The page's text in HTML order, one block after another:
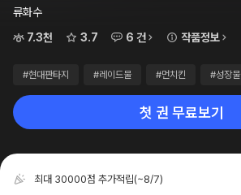
류화수
7.3천
3.7 6 건 작품정보
#현대판타지 #레이드물 #먼치킨 #성장물
첫 권 무료보기
최대 30000점 추가적립(~8/7)